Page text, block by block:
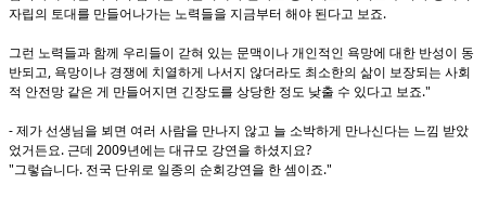
자립의 토대를 만들어나가는 노력들을 지금부터 해야 된다고 보죠.
그런 노력들과 함께 우리들이 갇혀 있는 문맥이나 개인적인 욕망에 대한 반성이 동
반되고, 욕망이나 경쟁에 치열하게 나서지 않더라도 최소한의 삶이 보장되는 사회
적 안전망 같은 게 만들어지면 긴장도를 상당한 정도 낮출 수 있다고 보죠."
- 제가 선생님을 뵈면 여러 사람을 만나지 않고 늘 소박하게 만나신다는 느낌 받았
었거든요. 근데 2009년에는 대규모 강연을 하셨지요?
"그렇습니다. 전국 단위로 일종의 순회강연을 한 셈이죠."